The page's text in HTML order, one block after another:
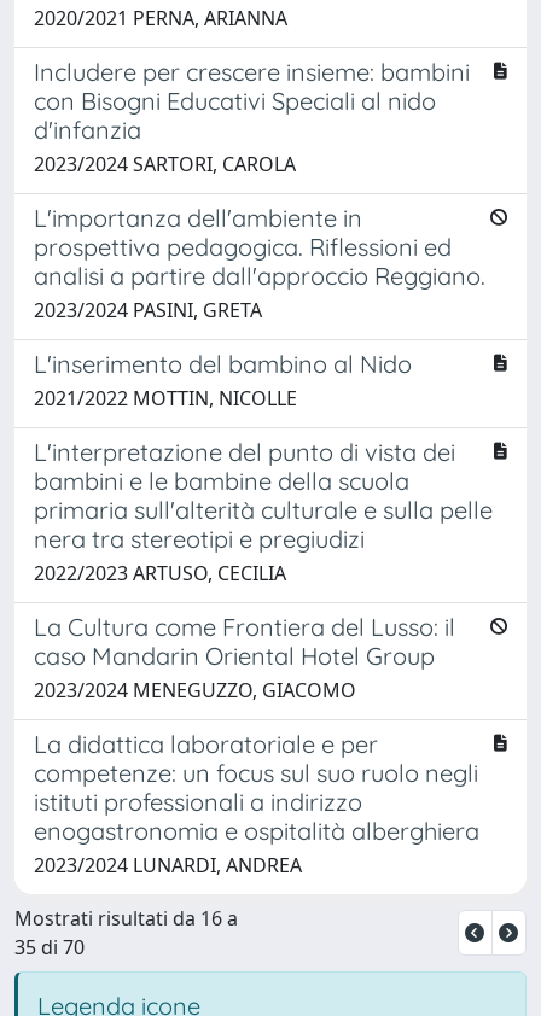
2020/2021 PERNA, ARIANNA
Includere per crescere insieme: bambini
con Bisogni Educativi Speciali al nido
d'infanzia
2023/2024 SARTORI, CAROLA
L'importanza dell'ambiente in
prospettiva pedagogica. Riflessioni ed
analisi a partire dall'approccio Reggiano.
2023/2024 PASINI, GRETA
L'inserimento del bambino al Nido
2021/2022 MOTTIN, NICOLLE
L'interpretazione del punto di vista dei
bambini e le bambine della scuola
primaria sull'alterità culturale e sulla pelle
nera tra stereotipi e pregiudizi
2022/2023 ARTUSO, CECILIA
La Cultura come Frontiera del Lusso: il
caso Mandarin Oriental Hotel Group
2023/2024 MENEGUZZO, GIACOMO
La didattica laboratoriale e per
competenze: un focus sul suo ruolo negli
istituti professionali a indirizzo
enogastronomia e ospitalità alberghiera
2023/2024 LUNARDI, ANDREA
Mostrati risultati da 16 a
35 di 70
Legenda icone